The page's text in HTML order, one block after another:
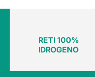
RETI 100%
IDROGENO